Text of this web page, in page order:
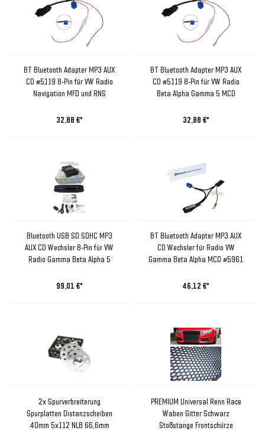
BT Bluetooth Adapter MP3 AUX
CD #5119 8-Pin für VW Radio
Navigation MFD und RNS
32,88 €*
BT Bluetooth Adapter MP3 AUX
CD #5119 8-Pin für VW Radio
Beta Alpha Gamma 5 MCD
32,88 €*
Bluetooth USB SD SDHC MP3
AUX CD Wechsler 8-Pin für VW
Radio Gamma Beta Alpha 5
99,01 €*
BT Bluetooth Adapter MP3 AUX
CD Wechsler für Radio VW
Gamma Beta Alpha MCD #5961
46,12 €*
2x Spurverbreiterung
Spurplatten Distanzscheiben
40mm 5x112 NLB 66,6mm
PREMIUM Universal Renn Race
Waben Gitter Schwarz
Stoßstange Frontschürze